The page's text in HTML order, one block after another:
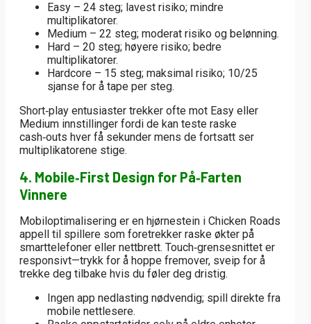
Easy – 24 steg; lavest risiko; mindre
multiplikatorer.
Medium – 22 steg; moderat risiko og belønning.
Hard – 20 steg; høyere risiko; bedre
multiplikatorer.
Hardcore – 15 steg; maksimal risiko; 10/25
sjanse for å tape per steg.
Short‑play entusiaster trekker ofte mot Easy eller
Medium innstillinger fordi de kan teste raske
cash‑outs hver få sekunder mens de fortsatt ser
multiplikatorene stige.
4. Mobile‑First Design for På‑Farten
Vinnere
Mobiloptimalisering er en hjørnestein i Chicken Roads
appell til spillere som foretrekker raske økter på
smarttelefoner eller nettbrett. Touch‑grensesnittet er
responsivt—trykk for å hoppe fremover, sveip for å
trekke deg tilbake hvis du føler deg dristig.
Ingen app nedlasting nødvendig; spill direkte fra
mobile nettlesere.